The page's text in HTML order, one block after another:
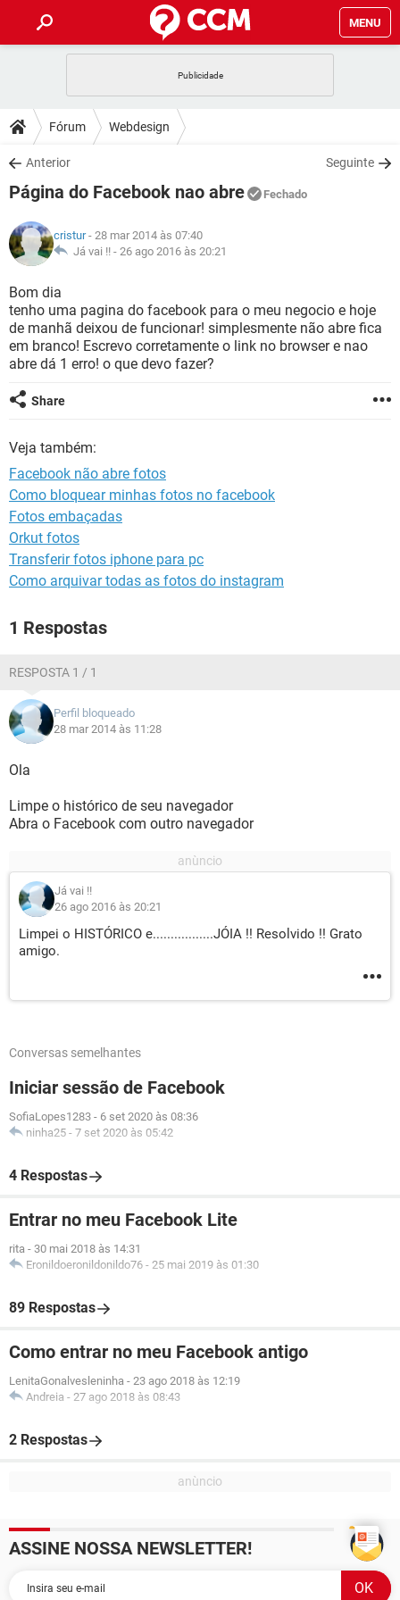
MENU
CELULAR
OUTLOOK
INSTAGRAM GMAIL
GUIA DE COMPRAS
DICAS
JOGOS
INSTAGRAM
GUIA DE COMPRAS
DOWNLOADS
JOGOS WHATSAPP
CELULAR
OUTLOOK EXCEL
INSTAGRAM
GUIA DE COMPRAS
FÓRUM
JOGOS
CELULAR
OUTLOOK
INSTAGRAM GMAIL
GUIA DE COMPRAS
GLOSSÁRIO
JOGOS
CELULAR FACEBOOK
OUTLOOK EXCEL
GUIA DE COMPRAS
Fórum Webdesign
Anterior Seguinte
Página do Facebook nao abre Fechado
cristur- 28 mar 2014 às 07:40
Já vai !! - 26 ago 2016 às 20:21
Bom dia
tenho uma pagina do facebook para o meu negocio e hoje
de manhã deixou de funcionar! simplesmente não abre fica
em branco! Escrevo corretamente o link no browser e nao
abre dá 1 erro! o que devo fazer?
Share
Veja também:
Facebook não abre fotos
Como bloquear minhas fotos no facebook
Fotos embaçadas
Orkut fotos
Transferir fotos iphone para pc
Como arquivar todas as fotos do instagram
1 Respostas
RESPOSTA 1 / 1
Perfil bloqueado
28 mar 2014 às 11:28
Ola
Limpe o histórico de seu navegador
Abra o Facebook com outro navegador
Já vai !!
26 ago 2016 às 20:21
Limpei o HISTÓRICO e.................JÓIA !! Resolvido !! Grato
amigo.
Conversas semelhantes
Iniciar sessão de Facebook
SofiaLopes1283 - 6 set 2020 às 08:36
ninha25 - 7 set 2020 às 05:42
4 Respostas
Entrar no meu Facebook Lite
rita - 30 mai 2018 às 14:31
Eronildoeronildonildo76 - 25 mai 2019 às 01:30
89 Respostas
Como entrar no meu Facebook antigo
LenitaGonalvesleninha - 23 ago 2018 às 12:19
Andreia - 27 ago 2018 às 08:43
2 Respostas
ASSINE NOSSA NEWSLETTER!